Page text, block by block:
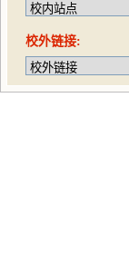
校外链接: